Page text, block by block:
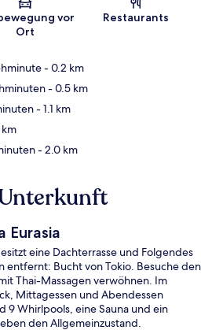
Karte
vor
Ort
Restaurants
- 0.2 km
- 0.5 km
- 1.1 km
km
- 2.0 km
Eurasia
eine Dachterrasse und Folgendes
entfernt: Bucht von Tokio. Besuche den
Thai-Massagen verwöhnen. Im
Mittagessen und Abendessen
9 Whirlpools, eine Sauna und ein
den Allgemeinzustand.